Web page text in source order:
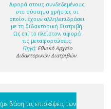
Αφορά στους συνδεδεμένους
στο σύστημα χρήστες οι
οποίοι έχουν αλληλεπιδράσει
με τη διδακτορική διατριβή.
Ως επί το πλείστον, αφορά
τις μεταφορτώσεις.
Πηγή: Εθνικό Αρχείο
Διδακτορικών Διατριβών.
(με βάση τις επισκέψεις των